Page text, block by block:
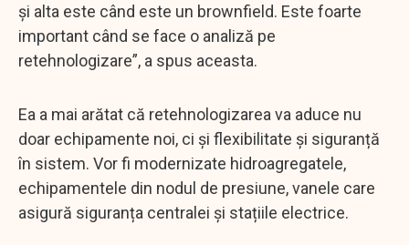
și alta este când este un brownfield. Este foarte
important când se face o analiză pe
retehnologizare”, a spus aceasta.
Ea a mai arătat că retehnologizarea va aduce nu
doar echipamente noi, ci și flexibilitate și siguranță
în sistem. Vor fi modernizate hidroagregatele,
echipamentele din nodul de presiune, vanele care
asigură siguranța centralei și stațiile electrice.